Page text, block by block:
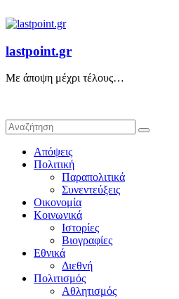
lastpoint.gr
Με άποψη μέχρι τέλους…
Απόψεις
Πολιτική
Παραπολιτικά
Συνεντεύξεις
Οικονομία
Κοινωνικά
Ιστορίες
Βιογραφίες
Εθνικά
Διεθνή
Πολιτισμός
Αθλητισμός